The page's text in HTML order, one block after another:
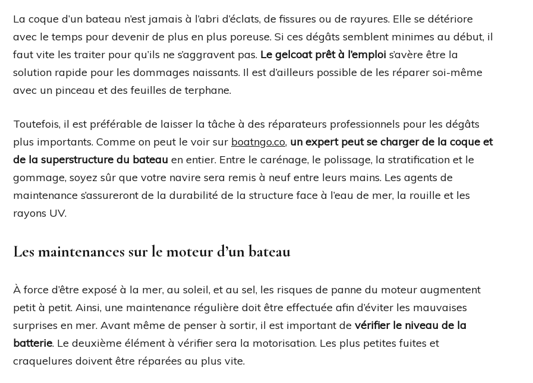
La coque d’un bateau n’est jamais à l’abri d’éclats, de fissures ou de rayures. Elle se détériore
avec le temps pour devenir de plus en plus poreuse. Si ces dégâts semblent minimes au début, il
faut vite les traiter pour qu’ils ne s’aggravent pas. Le gelcoat prêt à l’emploi s’avère être la
solution rapide pour les dommages naissants. Il est d’ailleurs possible de les réparer soi-même
avec un pinceau et des feuilles de terphane.
Toutefois, il est préférable de laisser la tâche à des réparateurs professionnels pour les dégâts
plus importants. Comme on peut le voir sur boatngo.co, un expert peut se charger de la coque et
de la superstructure du bateau en entier. Entre le carénage, le polissage, la stratification et le
gommage, soyez sûr que votre navire sera remis à neuf entre leurs mains. Les agents de
maintenance s’assureront de la durabilité de la structure face à l’eau de mer, la rouille et les
rayons UV.
Les maintenances sur le moteur d’un bateau
À force d’être exposé à la mer, au soleil, et au sel, les risques de panne du moteur augmentent
petit à petit. Ainsi, une maintenance régulière doit être effectuée afin d’éviter les mauvaises
surprises en mer. Avant même de penser à sortir, il est important de vérifier le niveau de la
batterie. Le deuxième élément à vérifier sera la motorisation. Les plus petites fuites et
craquelures doivent être réparées au plus vite.